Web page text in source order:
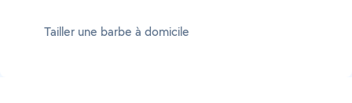
Tailler une barbe à domicile